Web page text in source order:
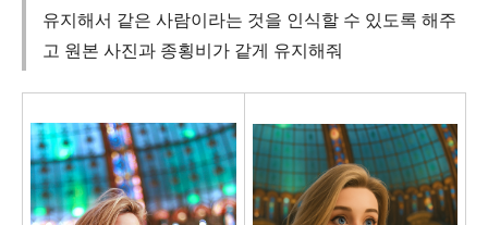
유지해서 같은 사람이라는 것을 인식할 수 있도록 해주
고 원본 사진과 종횡비가 같게 유지해줘